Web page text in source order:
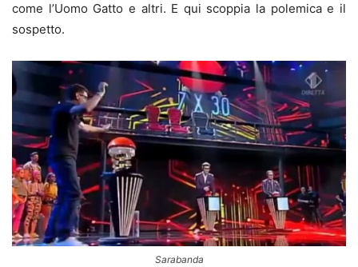
come l’Uomo Gatto e altri. E qui scoppia la polemica e il
sospetto.
Sarabanda